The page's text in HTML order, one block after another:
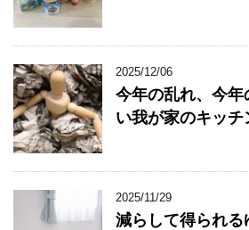
2025/12/06
今年の乱れ、今
い我が家のキッ
2025/11/29
減らして得られ